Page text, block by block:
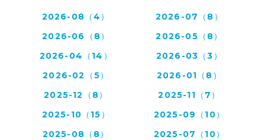
2026-08（4）
2026-07（8）
2026-06（8）
2026-05（8）
2026-04（14）
2026-03（3）
2026-02（5）
2026-01（8）
2025-12（8）
2025-11（7）
2025-10（15）
2025-09（10）
2025-08（8）
2025-07（10）